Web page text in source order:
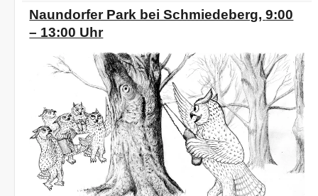
Naundorfer Park bei Schmiedeberg,9:00
– 13:00 Uhr